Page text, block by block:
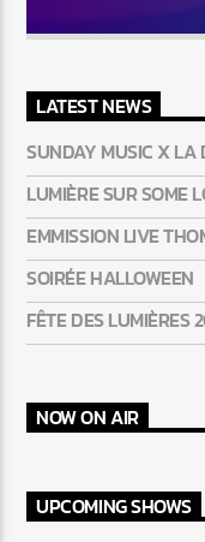
LATEST NEWS
SUNDAY MUSIC X LA
LUMIÈRE SUR SOME
EMMISSION LIVE
SOIRÉE HALLOWEEN
FÊTE DES LUMIÈRES
NOW ON AIR
UPCOMING SHOWS